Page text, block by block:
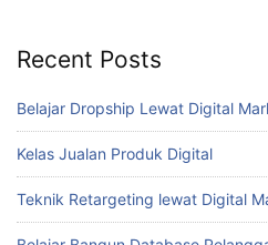
Recent Posts
Belajar Dropship Lewat Digital
Kelas Jualan Produk Digital
Teknik Retargeting lewat Digital